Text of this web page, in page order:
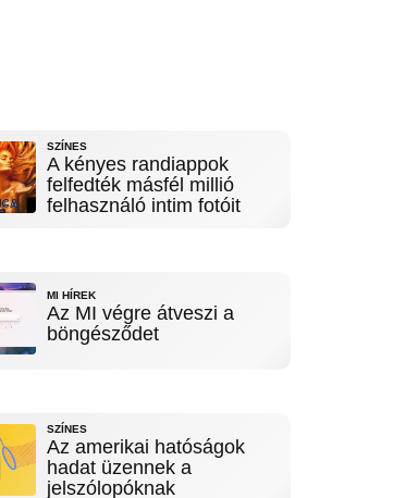
SZÍNES
A kényes randiappok
felfedték másfél millió
felhasználó intim fotóit
MI HÍREK
Az MI végre átveszi a
böngésződet
SZÍNES
Az amerikai hatóságok
hadat üzennek a
jelszólopóknak